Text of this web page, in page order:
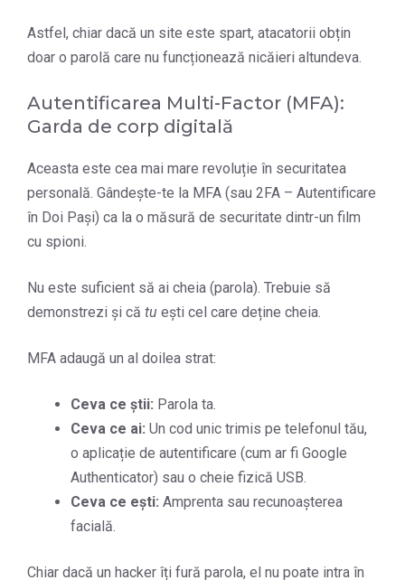
Astfel, chiar dacă un site este spart, atacatorii obțin
doar o parolă care nu funcționează nicăieri altundeva.
Autentificarea Multi-Factor (MFA):
Garda de corp digitală
Aceasta este cea mai mare revoluție în securitatea
personală. Gândește-te la MFA (sau 2FA – Autentificare
în Doi Pași) ca la o măsură de securitate dintr-un film
cu spioni.
Nu este suficient să ai cheia (parola). Trebuie să
demonstrezi și că tu ești cel care deține cheia.
MFA adaugă un al doilea strat:
Ceva ce știi: Parola ta.
Ceva ce ai: Un cod unic trimis pe telefonul tău,
o aplicație de autentificare (cum ar fi Google
Authenticator) sau o cheie fizică USB.
Ceva ce ești: Amprenta sau recunoașterea
facială.
Chiar dacă un hacker îți fură parola, el nu poate intra în